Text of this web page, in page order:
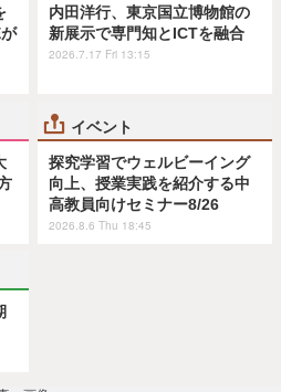
内田洋行、東京国立博物館の
新展示で専門知とICTを融合
2026.7.17 Fri 13:15
イベント
探究学習でウェルビーイング
向上、授業実践を紹介する中
高教員向けセミナー8/26
2026.8.6 Thu 18:45